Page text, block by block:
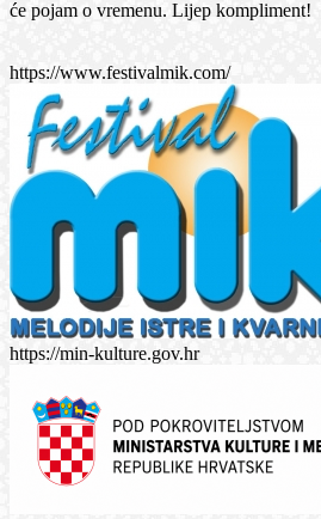
će pojam o vremenu. Lijep kompliment!
https://www.festivalmik.com/
https://min-kulture.gov.hr